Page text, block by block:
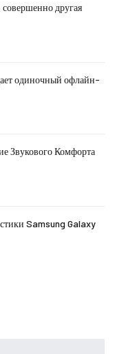
другая
одиночный офлайн-
Звукового Комфорта
Samsung Galaxy